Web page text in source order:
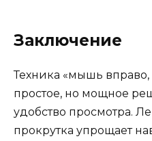
Заключение
Техника «мышь вправо,
простое, но мощное
удобство просмотра.
прокрутка упрощает